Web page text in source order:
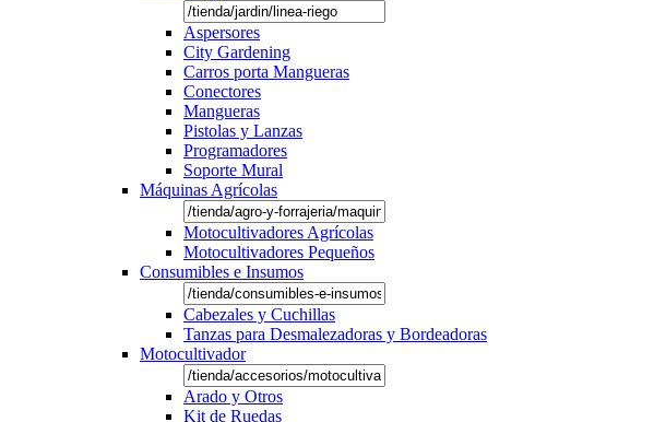
Aspersores
City Gardening
Carros porta Mangueras
Conectores
Mangueras
Pistolas y Lanzas
Programadores
Soporte Mural
Máquinas Agrícolas
Motocultivadores Agrícolas
Motocultivadores Pequeños
Consumibles e Insumos
Cabezales y Cuchillas
Tanzas para Desmalezadoras y Bordeadoras
Motocultivador
Arado y Otros
Kit de Ruedas